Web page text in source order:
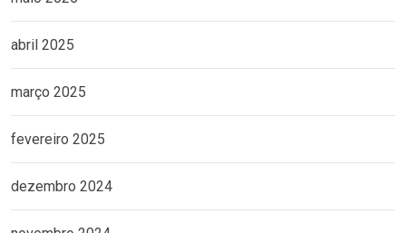
abril 2025
março 2025
fevereiro 2025
dezembro 2024